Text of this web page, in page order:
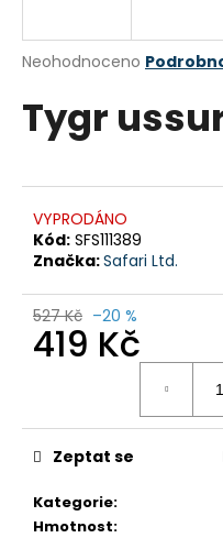
Průměrné
produktu
5
hvězdiček.
Neohodnoceno
Tygr
VYPRODÁNO
Kód: SFS111389
Značka:Safari Ltd.
527 Kč –20 %
419 Kč
Kategorie:
Hmotnost:
Zeptat se
j
t
?
D
o
u
č
u